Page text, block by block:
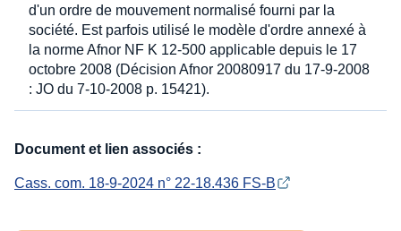
d'un ordre de mouvement normalisé fourni par la
société. Est parfois utilisé le modèle d'ordre annexé à
la norme Afnor NF K 12-500 applicable depuis le 17
octobre 2008 (Décision Afnor 20080917 du 17-9-2008
: JO du 7-10-2008 p. 15421).
Document et lien associés :
Cass. com. 18-9-2024 n° 22-18.436 FS-B